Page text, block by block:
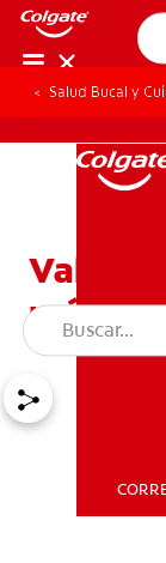
Salud Bucal y
Vale la
médico